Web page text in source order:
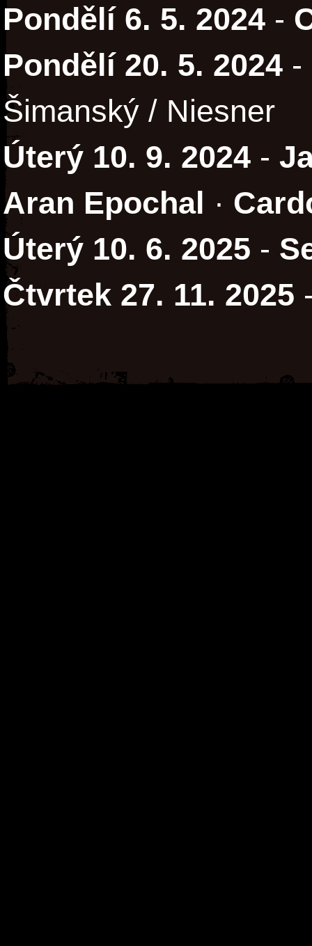
Pondělí 6. 5. 2024 -
Pondělí 20. 5. 2024 -
Šimanský / Niesner
Úterý 10. 9. 2024 -
Aran Epochal
·
Úterý 10. 6. 2025 -
Čtvrtek 27. 11. 2025